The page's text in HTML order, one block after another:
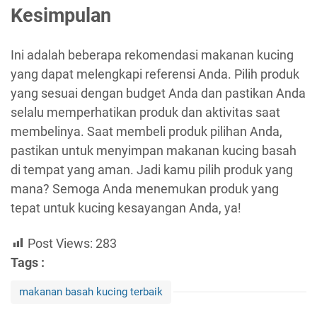
Kesimpulan
Ini adalah beberapa rekomendasi makanan kucing
yang dapat melengkapi referensi Anda. Pilih produk
yang sesuai dengan budget Anda dan pastikan Anda
selalu memperhatikan produk dan aktivitas saat
membelinya. Saat membeli produk pilihan Anda,
pastikan untuk menyimpan makanan kucing basah
di tempat yang aman. Jadi kamu pilih produk yang
mana? Semoga Anda menemukan produk yang
tepat untuk kucing kesayangan Anda, ya!
Post Views: 283
Tags :
makanan basah kucing terbaik